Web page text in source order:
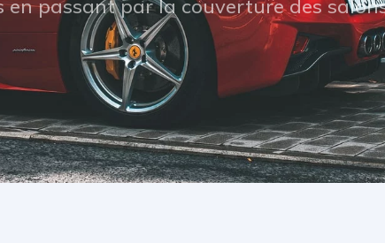
passant par la couverture des